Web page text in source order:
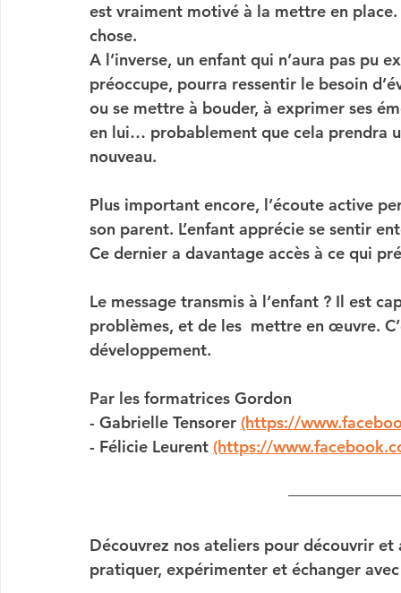
est vraiment motivé à la mettre en
chose.
A l’inverse, un enfant qui n’aura pas
préoccupe, pourra ressentir le besoin
ou se mettre à bouder, à exprimer ses
en lui… probablement que cela prendra
nouveau.
Plus important encore, l’écoute active
son parent. L’enfant apprécie se sentir
Ce dernier a davantage accès à ce qui
Le message transmis à l’enfant ? Il est
problèmes, et de les  mettre en œuvre.
développement.
Par les formatrices Gordon
- Gabrielle Tensorer (https://
- Félicie Leurent (https://
Découvrez nos ateliers pour découvrir
pratiquer, expérimenter et échanger